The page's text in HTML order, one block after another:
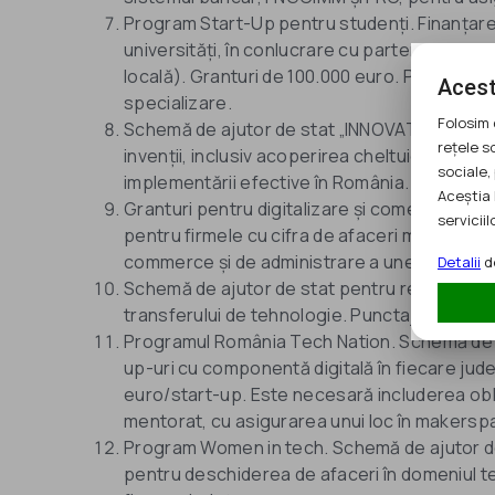
Program Start-Up pentru studenți.
universități, în conlucrare cu partenerii
locală). Granturi de 100.000 euro. Punctaj
specializare.
Schemă de ajutor de stat „INNOVATION”.
invenții, inclusiv acoperirea cheltuielilor cu
implementării efective în România.
Granturi pentru digitalizare și comerț online
pentru firmele cu cifra de afaceri mai mică
commerce și de administrare a unei firme
Schemă de ajutor de stat pentru
transferului de tehnologie. Punctaj
Programul România Tech Nation. Schemă
up-uri cu componentă digitală în fiecare
euro/start-up. Este necesară includerea
mentorat, cu asigurarea unui loc în
Program Women in tech. Schemă de
pentru deschiderea de afaceri în domeniul
rețele
sociale,
Aceștia
Detalii